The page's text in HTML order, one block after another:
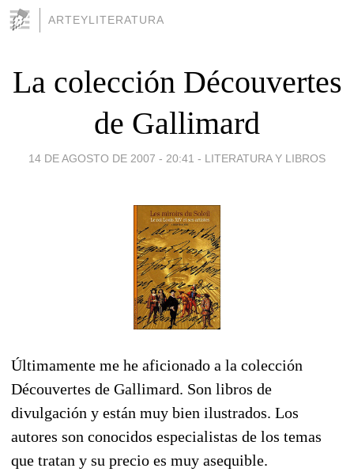
ARTEYLITERATURA
La colección Découvertes
de Gallimard
14 DE AGOSTO DE 2007 - 20:41 - LITERATURA Y LIBROS
Últimamente me he aficionado a la colección
Découvertes de Gallimard. Son libros de
divulgación y están muy bien ilustrados. Los
autores son conocidos especialistas de los temas
que tratan y su precio es muy asequible.